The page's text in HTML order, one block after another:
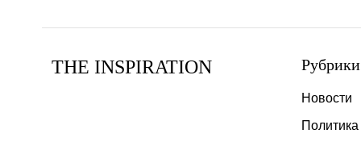
THE INSPIRATION Рубрики
Новости
Политика